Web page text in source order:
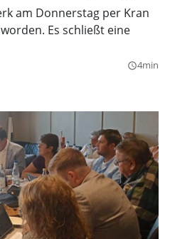
am Donnerstag per Kran
Es schließt eine
query_builder4min